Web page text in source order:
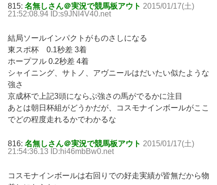
815: 名無しさん＠実況で競馬板アウト 2015/01/17(土)
21:52:08.94 ID:s9JNl4V40.net
結局ソールインパクトがものさしになる
東スポ杯 0.1秒差 3着
ホープフル 0.2秒差 4着
シャイニング、サトノ、アヴニールはだいたい似たような
強さ
京成杯で上記3頭にならぶ強さの馬がでるかに注目
あとは朝日杯組がどうかだが、コスモナインボールがここ
でどの程度走れるかでわかるな
816: 名無しさん＠実況で競馬板アウト 2015/01/17(土)
21:54:36.13 ID:hi46mbBw0.net
コスモナインボールは右回りでの好走実績が皆無だから物